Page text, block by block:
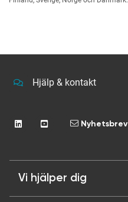
Hjälp & kontakt
Nyhetsbrev
Vi hjälper dig